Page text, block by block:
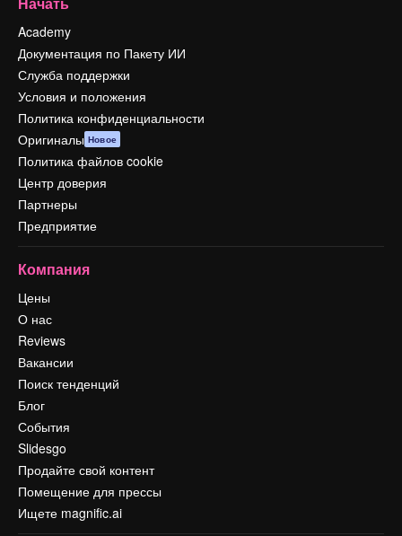
Academy
Документация по Пакету ИИ
Служба поддержки
Условия и положения
Политика конфиденциальности
Оригиналы Новое
Политика файлов cookie
Центр доверия
Партнеры
Предприятие
Компания
Цены
О нас
Reviews
Вакансии
Поиск тенденций
Блог
События
Slidesgo
Продайте свой контент
Помещение для прессы
Ищете magnific.ai